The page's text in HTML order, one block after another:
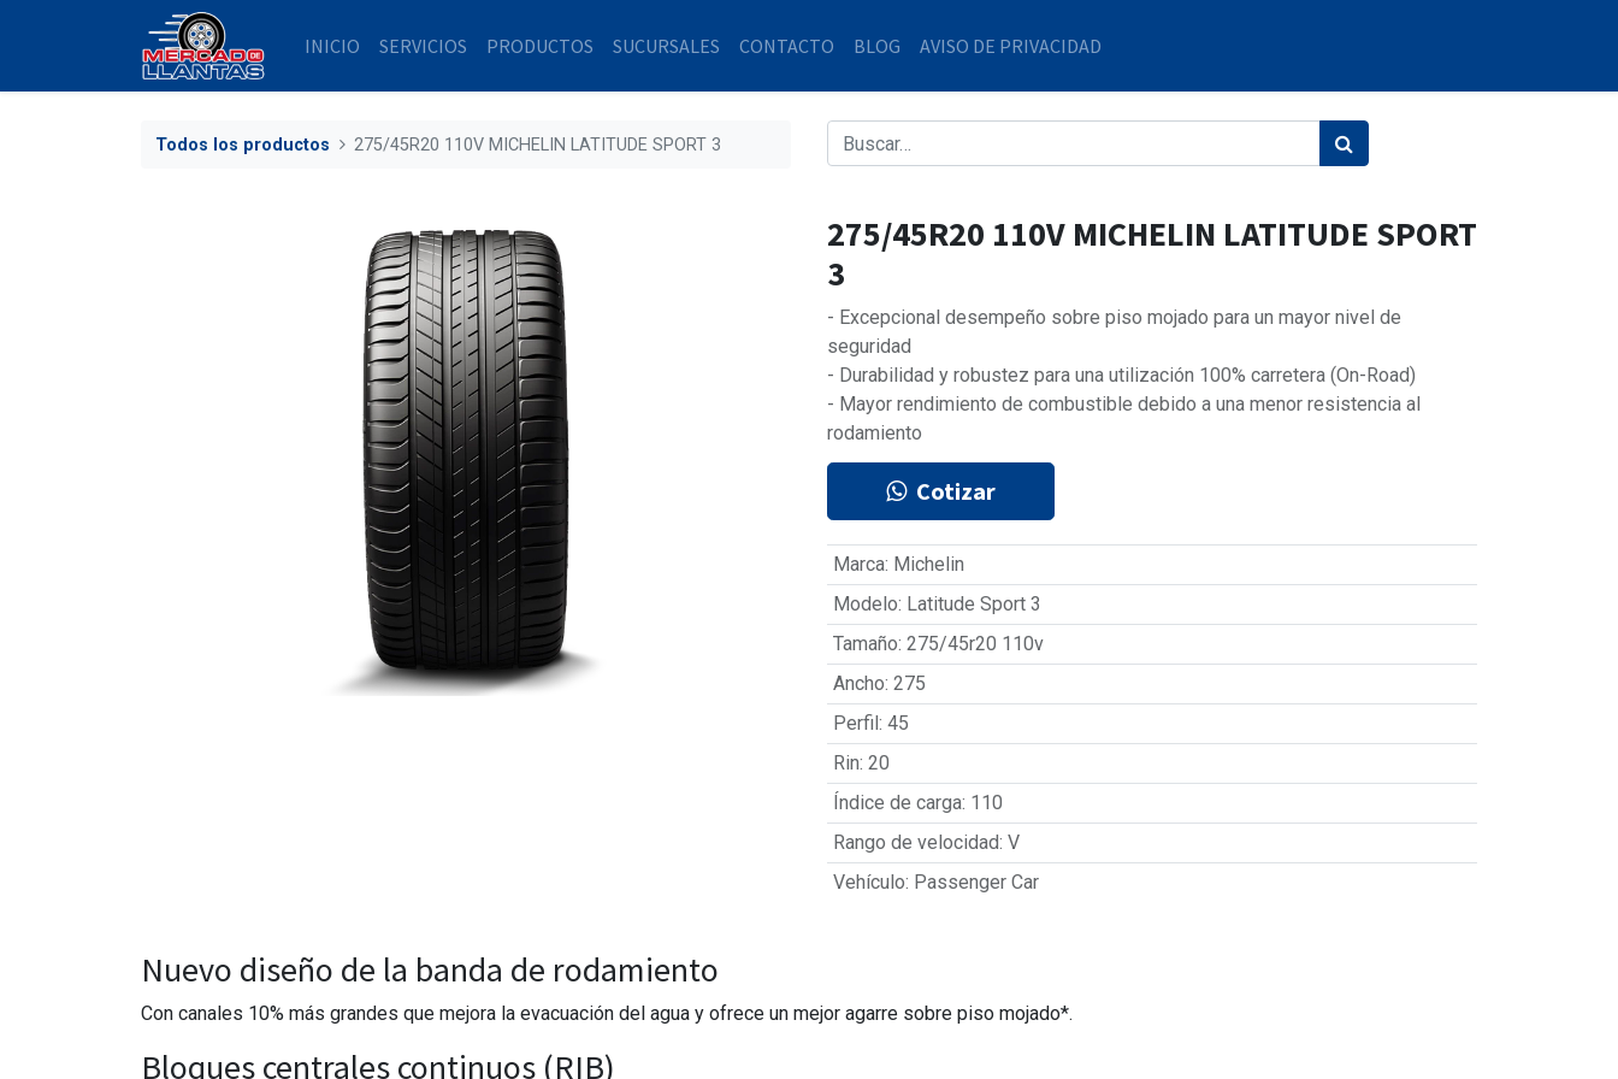
INICIO SERVICIOS PRODUCTOS SUCURSALES CONTACTO BLOG AVISO DE PRIVACIDAD
Todos los productos 275/45R20 110V MICHELIN LATITUDE SPORT 3
275/45R20 110V MICHELIN LATITUDE SPORT
3
- Excepcional desempeño sobre piso mojado para un mayor nivel de
seguridad
- Durabilidad y robustez para una utilización 100% carretera (On-Road)
- Mayor rendimiento de combustible debido a una menor resistencia al
rodamiento
Cotizar
Marca: Michelin
Modelo: Latitude Sport 3
Tamaño: 275/45r20 110v
Ancho: 275
Perfil: 45
Rin: 20
Índice de carga: 110
Rango de velocidad: V
Vehículo: Passenger Car
Nuevo diseño de la banda de rodamiento
Con canales 10% más grandes que mejora la evacuación del agua y ofrece un mejor agarre sobre piso mojado*.
Bloques centrales continuos (RIB)